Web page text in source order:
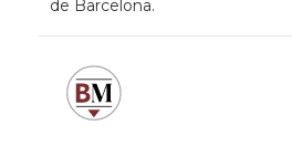
de Barcelona.